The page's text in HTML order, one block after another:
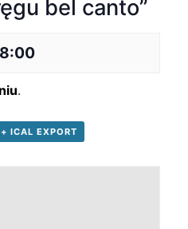
bel canto”
.
+ ICAL EXPORT